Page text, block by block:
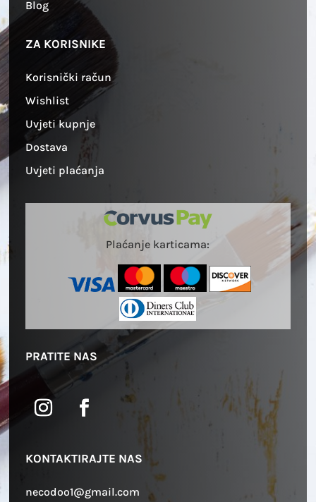
Blog
ZA KORISNIKE
Korisnički račun
Wishlist
Uvjeti kupnje
Dostava
Uvjeti plaćanja
Plaćanje karticama:
PRATITE NAS
KONTAKTIRAJTE NAS
necodoo1@gmail.com